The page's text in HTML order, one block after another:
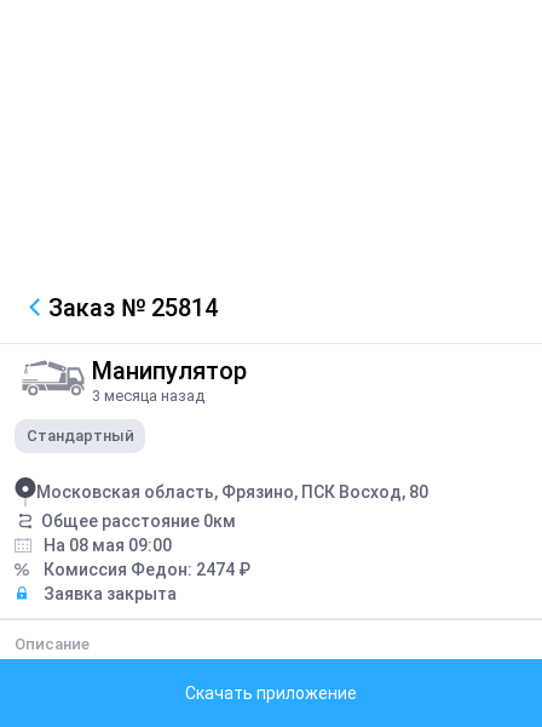
Заказ № 25814
Манипулятор
3 месяца назад
Стандартный
Московская область, Фрязино, ПСК Восход, 80
Общее расстояние 0км
На 08 мая 09:00
Комиссия Федон: 2474 ₽
Заявка закрыта
Описание
Скачать приложение